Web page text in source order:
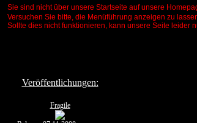
Sie sind nicht über unsere Startseite auf unsere
Versuchen Sie bitte, die Menüführung anzeigen zu
Sollte dies nicht funktionieren, kann unsere Seite leider
Veröffentlichungen:
Fragile